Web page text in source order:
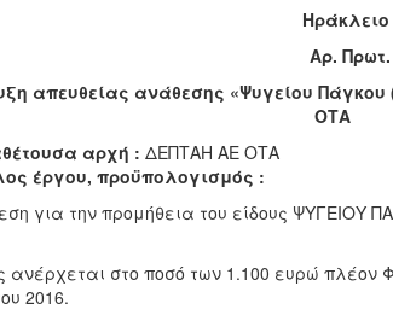
ΑΕ ΟΤΑ Ηράκλειο
:
απευθείας ανάθεσης «Ψυγείου Πάγκου
ΟΤΑ
αρχή : ΔΕΠΤΑΗ ΑΕ ΟΤΑ
έργου, προϋπολογισμός :
για την προμήθεια του είδους ΨΥΓΕΙΟΥ
ανέρχεται στο ποσό των 1.100 ευρώ πλέον
2016.